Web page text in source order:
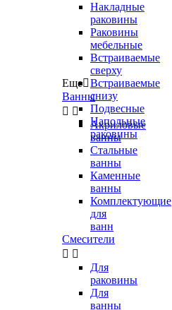
Накладные
раковины
Раковины
мебельные
Встраиваемые
сверху
Встраиваемые
снизу
Подвесные
Напольные
раковины
Еще
Ванны
 
Акриловые
ванны
Стальные
ванны
Каменные
ванны
Комплектующие
для
ванн
Смесители
 
Для
раковины
Для
ванны